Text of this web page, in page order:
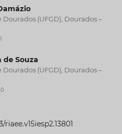
(UFGD), Dourados –
de Souza
(UFGD), Dourados –